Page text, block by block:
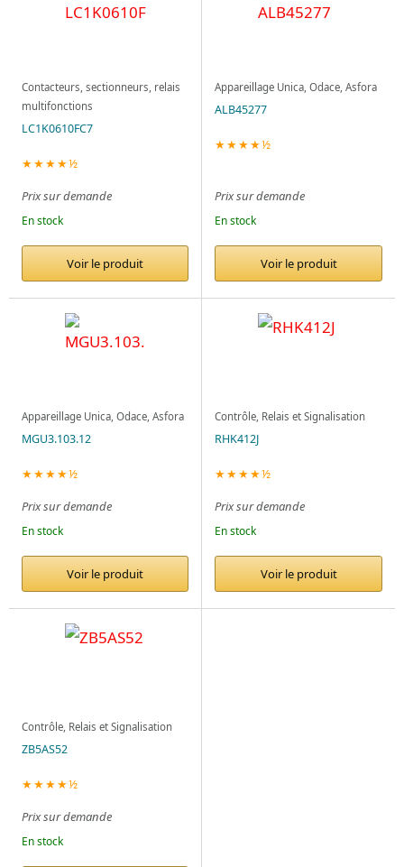
Contacteurs, sectionneurs, relais
multifonctions
LC1K0610FC7
★★★★½
Prix sur demande
En stock
Voir le produit
Appareillage Unica, Odace, Asfora
ALB45277
★★★★½
Prix sur demande
En stock
Voir le produit
Appareillage Unica, Odace, Asfora
MGU3.103.12
★★★★½
Prix sur demande
En stock
Voir le produit
Contrôle, Relais et Signalisation
RHK412J
★★★★½
Prix sur demande
En stock
Voir le produit
Contrôle, Relais et Signalisation
ZB5AS52
★★★★½
Prix sur demande
En stock